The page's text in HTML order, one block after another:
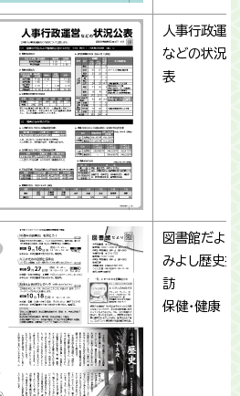
人事行政運営
などの状況公
表
図書館だより
みよし歴史探
訪
保健・健康